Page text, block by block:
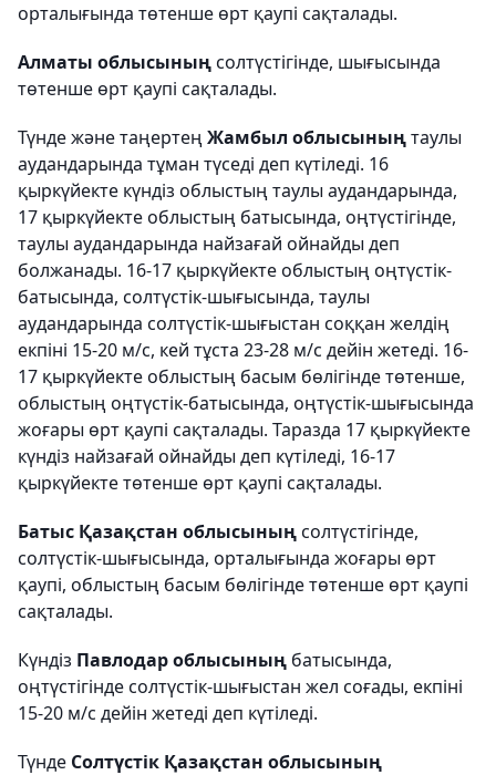
орталығында төтенше өрт қаупі сақталады.
Алматы облысыныңсолтүстігінде, шығысында
төтенше өрт қаупі сақталады.
Түнде және таңертең Жамбыл облысыныңтаулы
аудандарында тұман түседі деп күтіледі. 16
қыркүйекте күндіз облыстың таулы аудандарында,
17 қыркүйекте облыстың батысында, оңтүстігінде,
таулы аудандарында найзағай ойнайды деп
болжанады. 16-17 қыркүйекте облыстың оңтүстік-
батысында, солтүстік-шығысында, таулы
аудандарында солтүстік-шығыстан соққан желдің
екпіні 15-20 м/с, кей тұста 23-28 м/с дейін жетеді. 16-
17 қыркүйекте облыстың басым бөлігінде төтенше,
облыстың оңтүстік-батысында, оңтүстік-шығысында
жоғары өрт қаупі сақталады. Таразда 17 қыркүйекте
күндіз найзағай ойнайды деп күтіледі, 16-17
қыркүйекте төтенше өрт қаупі сақталады.
Батыс Қазақстан облысыныңсолтүстігінде,
солтүстік-шығысында, орталығында жоғары өрт
қаупі, облыстың басым бөлігінде төтенше өрт қаупі
сақталады.
Күндіз Павлодар облысының батысында,
оңтүстігінде солтүстік-шығыстан жел соғады, екпіні
15-20 м/с дейін жетеді деп күтіледі.
Түнде Солтүстік Қазақстан облысының